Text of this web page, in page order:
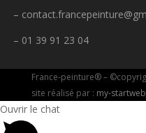
–
– 01 39 91 23 04
France-peinture® –
site réalisé par : my-startweb
Ouvrir le chat